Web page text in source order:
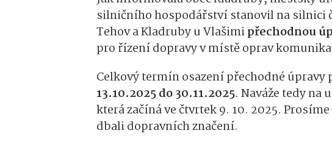
silničního hospodářství stanovil na silnici
Tehov a Kladruby u Vlašimipřechodnou
pro řízení dopravy v místě oprav
Celkový termín osazení přechodné úpravy
13.10.2025 do 30.11.2025. Naváže tedy na
která začíná ve čtvrtek 9. 10. 2025.
dbali dopravních značení.